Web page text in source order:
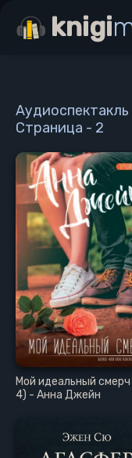
Страница - 2
Мой идеальный смерч
4) - Анна Джейн
knigi